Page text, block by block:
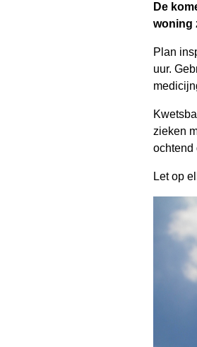
De
woning
Plan
uur.
zieken
ochtend
Let op